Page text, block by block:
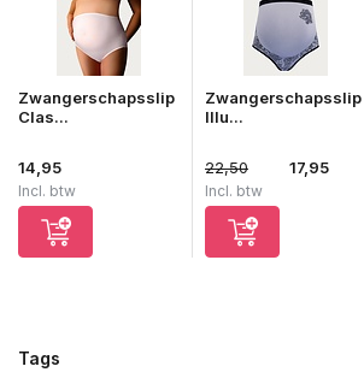
Zwangerschapsslip
Clas...
14,95
Incl. btw
Zwangerschapsslip
Illu...
22,50 17,95
Incl. btw
Tags